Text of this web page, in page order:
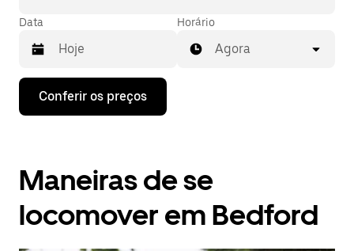
Data
Pressione
seta
interagir
com
calendário
Horário
Agora
Conferir os preços
Maneiras de se
locomover em Bedford